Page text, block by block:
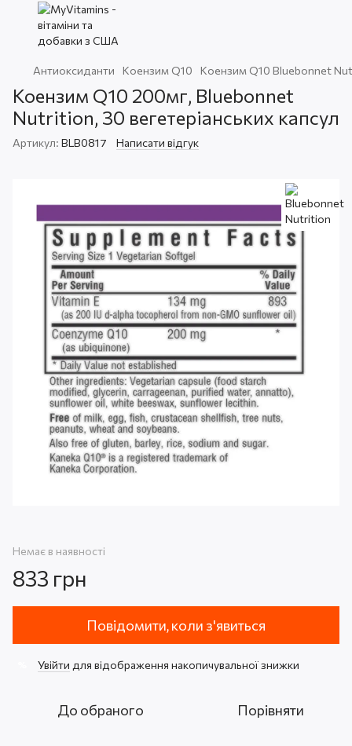
Антиоксиданти Коензим Q10 Коензим Q10 Bluebonnet
Коензим Q10 200мг, Bluebonnet
Nutrition, 30 вегетеріанських капсул
Артикул: BLB0817 Написати відгук
Немає в наявності
833 грн
Повідомити, коли з'явиться
Увійти для відображення накопичувальної знижки
До обраного Порівняти